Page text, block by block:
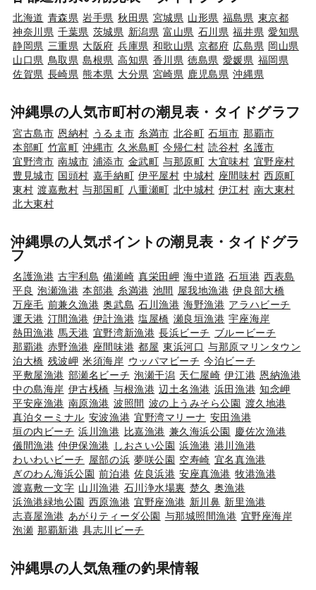
北海道 青森県 岩手県 秋田県 宮城県 山形県 福島県 東京都
神奈川県 千葉県 茨城県 新潟県 富山県 石川県 福井県 愛知県
静岡県 三重県 大阪府 兵庫県 和歌山県 京都府 広島県 岡山県
山口県 鳥取県 島根県 高知県 香川県 徳島県 愛媛県 福岡県
佐賀県 長崎県 熊本県 大分県 宮崎県 鹿児島県 沖縄県
沖縄県の人気市町村の潮見表・タイドグラフ
宮古島市 恩納村 うるま市 糸満市 北谷町 石垣市 那覇市
本部町 竹富町 沖縄市 久米島町 今帰仁村 読谷村 名護市
宜野湾市 南城市 浦添市 金武町 与那原町 大宜味村 宜野座村
豊見城市 国頭村 嘉手納町 伊平屋村 中城村 座間味村 西原町
東村 渡嘉敷村 与那国町 八重瀬町 北中城村 伊江村 南大東村
北大東村
沖縄県の人気ポイントの潮見表・タイドグラ
フ
名護漁港 古宇利島 備瀬崎 真栄田岬 海中道路 石垣港 西表島
平良 泡瀬漁港 本部港 糸満港 池間 屋我地漁港 伊良部大橋
万座毛 前兼久漁港 奥武島 石川漁港 海野漁港 アラハビーチ
運天港 汀間漁港 伊計漁港 塩屋橋 瀬良垣漁港 宇座海岸
熱田漁港 馬天港 宜野湾新漁港 長浜ビーチ ブルービーチ
那覇港 赤野漁港 座間味港 都屋 東浜河口 与那原マリンタウン
泊大橋 残波岬 米須海岸 ウッパマビーチ 今泊ビーチ
平敷屋漁港 部瀬名ビーチ 泡瀬干潟 天仁屋崎 伊江港 恩納漁港
中の島海岸 伊古桟橋 与根漁港 辺土名漁港 浜田漁港 知念岬
平安座漁港 南原漁港 波照間 波の上うみそら公園 渡久地港
真泊ターミナル 安波漁港 宜野湾マリーナ 安田漁港
垣の内ビーチ 浜川漁港 比嘉漁港 兼久海浜公園
慶佐次漁港
儀間漁港 仲伊保漁港 しおさい公園 浜漁港 港川漁港
わいわいビーチ 屋部の浜 夢咲公園 空寿崎 宜名真漁港
ぎのわん海浜公園 前泊港 佐良浜港 安座真漁港 牧港漁港
渡嘉敷一文字 山川漁港 石川浄水場裏 楚久
奥漁港
浜漁港緑地公園 西原漁港 宜野座漁港 新川鼻 新里漁港
志喜屋漁港 あがりティーダ公園 与那城照間漁港 宜野座海岸
泡瀬 那覇新港 具志川ビーチ
沖縄県の人気魚種の釣果情報